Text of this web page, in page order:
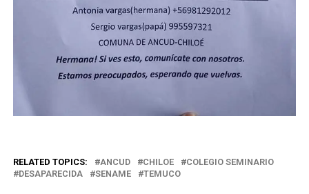
RELATED TOPICS: ANCUD CHILOE
COLEGIO SEMINARIO
DESAPARECIDA
SENAME TEMUCO